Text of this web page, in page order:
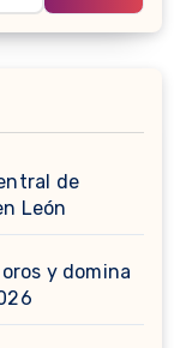
de
León
y domina